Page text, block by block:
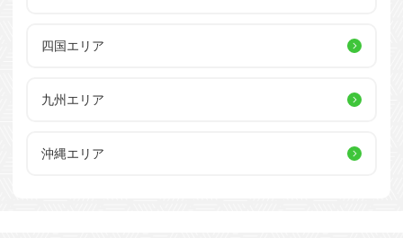
四国エリア
九州エリア
沖縄エリア